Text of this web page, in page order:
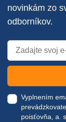
novinkám zo
odborníkov.
Vyplnením
poisťovňa, a.